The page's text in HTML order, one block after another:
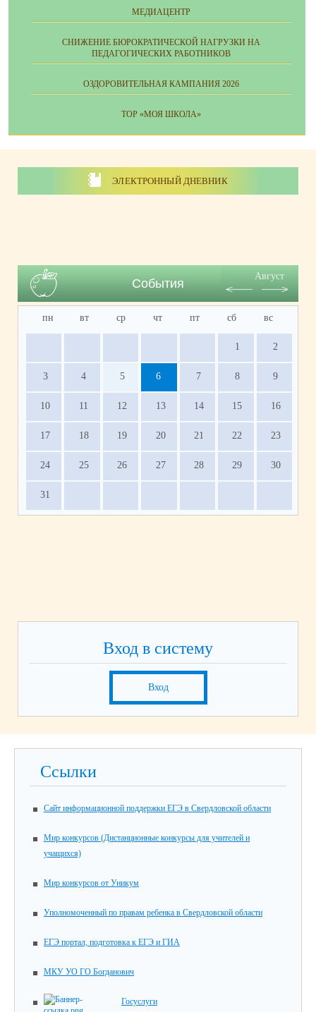
МЕДИАЦЕНТР
СНИЖЕНИЕ БЮРОКРАТИЧЕСКОЙ НАГРУЗКИ НА
ПЕДАГОГИЧЕСКИХ РАБОТНИКОВ
ОЗДОРОВИТЕЛЬНАЯ КАМПАНИЯ 2026
ТОР «МОЯ ШКОЛА»
ЭЛЕКТРОННЫЙ ДНЕВНИК
События
Август
пн вт ср чт пт сб вс
1 2
3 4 5 6 7 8 9
10 11 12 13 14 15 16
17 18 19 20 21 22 23
24 25 26 27 28 29 30
31
Вход в систему
Вход
Ссылки
Сайт информационной поддержки ЕГЭ в Свердловской области
Мир конкурсов (Дистанционные конкурсы для учителей и
учащихся)
Мир конкурсов от Уникум
Уполномоченный по правам ребенка в Свердловской области
ЕГЭ портал, подготовка к ЕГЭ и ГИА
МКУ УО ГО Богданович
Госуслуги